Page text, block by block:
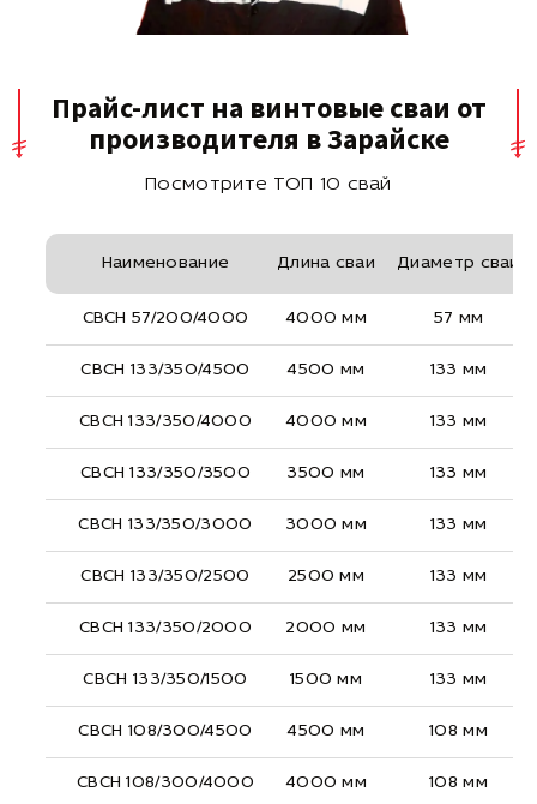
Прайс-лист на винтовые сваи от
производителя в Зарайске
Посмотрите ТОП 10 свай
Наименование Длина сваи Диаметр сваи
СВСН 57/200/4000 4000 мм 57 мм
СВСН 133/350/4500 4500 мм 133 мм
СВСН 133/350/4000 4000 мм 133 мм
СВСН 133/350/3500 3500 мм 133 мм
СВСН 133/350/3000 3000 мм 133 мм
СВСН 133/350/2500 2500 мм 133 мм
СВСН 133/350/2000 2000 мм 133 мм
СВСН 133/350/1500 1500 мм 133 мм
СВСН 108/300/4500 4500 мм 108 мм
СВСН 108/300/4000 4000 мм 108 мм